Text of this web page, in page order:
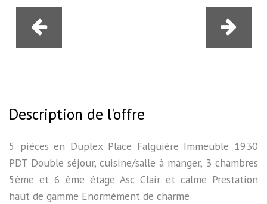
Description de l'offre
5 pièces en Duplex Place Falguière Immeuble 1930
PDT Double séjour, cuisine/salle à manger, 3 chambres
5ème et 6 ème étage Asc Clair et calme Prestation
haut de gamme Enormément de charme